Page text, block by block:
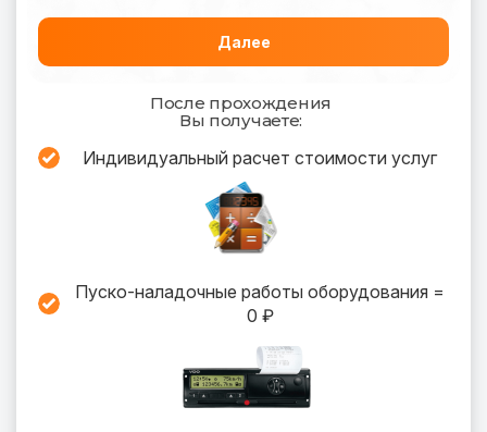
Далее
После прохождения
Вы получаете:
Индивидуальный расчет стоимости услуг
Пуско-наладочные работы оборудования =
0 ₽